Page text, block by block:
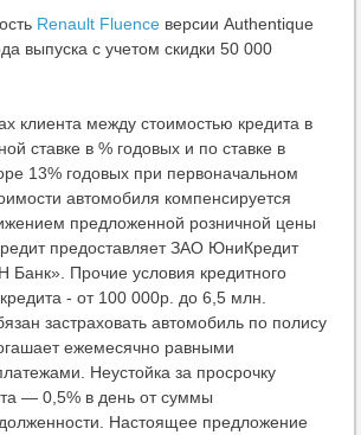
Renault Fluence версии Authentique
выпуска с учетом скидки 50 000
клиента между стоимостью кредита в
ставке в % годовых и по ставке в
13% годовых при первоначальном
автомобиля компенсируется
предложенной розничной цены
предоставляет ЗАО ЮниКредит
Банк». Прочие условия кредитного
- от 100 000р. до 6,5 млн.
застраховать автомобиль по полису
ежемесячно равными
Неустойка за просрочку
— 0,5% в день от суммы
Настоящее предложение